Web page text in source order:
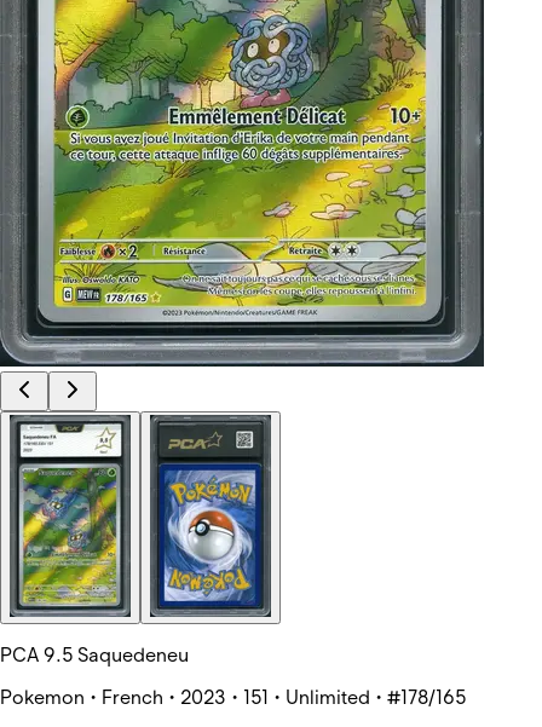
PCA 9.5 Saquedeneu
Pokemon • French • 2023 • 151 • Unlimited • #178/165